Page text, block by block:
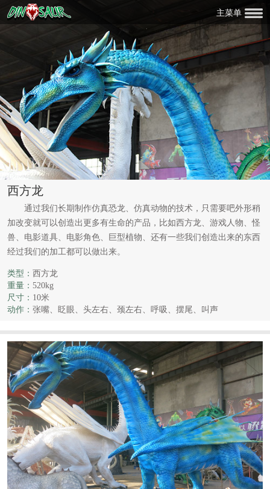
主菜单
西方龙
通过我们长期制作仿真恐龙、仿真动物的技术，只需要吧外形稍
加改变就可以创造出更多有生命的产品，比如西方龙、游戏人物、怪
兽、电影道具、电影角色、巨型植物、还有一些我们创造出来的东西
经过我们的加工都可以做出来。
类型： 西方龙
重量： 520kg
尺寸： 10米
动作： 张嘴、眨眼、头左右、颈左右、呼吸、摆尾、叫声